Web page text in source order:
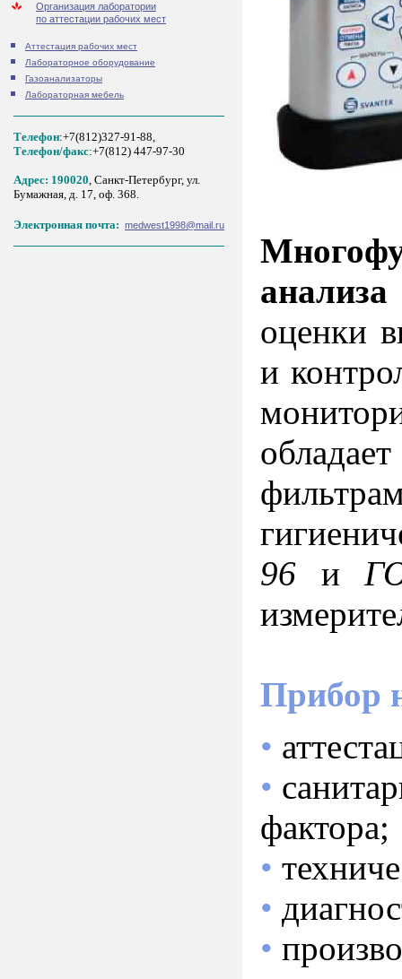
Организация лаборатории
по аттестации рабочих мест
Аттестация рабочих мест
Лабораторное оборудование
Газоанализаторы
Лабораторная мебель
Телефон:+7(812)327-91-88,
Tелефон/факс:+7(812) 447-97-30
Адрес: 190020, Санкт-Петербург, ул.
Бумажная, д. 17, оф. 368.
Электронная почта: medwest1998@mail.ru
оценки
и
96 и
Прибор
•
•
фактора;
•
•
•